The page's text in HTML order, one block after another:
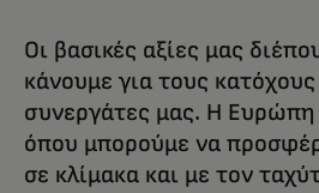
Οι βασικές αξίες μας
κάνουμε για τους
συνεργάτες μας. Η Ευρώπη
όπου μπορούμε να
σε κλίμακα και με τον